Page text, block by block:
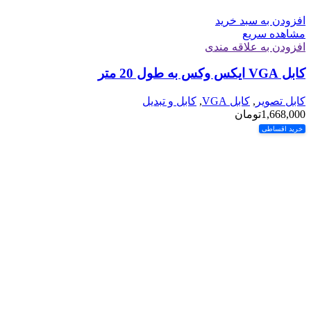
افزودن به سبد خرید
مشاهده سریع
افزودن به علاقه مندی
کابل VGA ایکس وکس به طول 20 متر
کابل تصویر , کابل VGA , کابل و تبدیل
1,668,000تومان
خرید اقساطی